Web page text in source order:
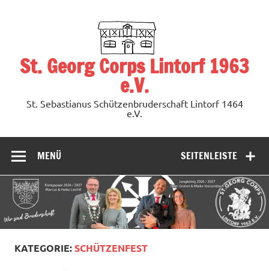
St. Georg Corps Lintorf 1963
e.V.
St. Sebastianus Schützenbruderschaft Lintorf 1464
e.V.
SEITENLEISTE
MENÜ
KATEGORIE:SCHÜTZENFEST